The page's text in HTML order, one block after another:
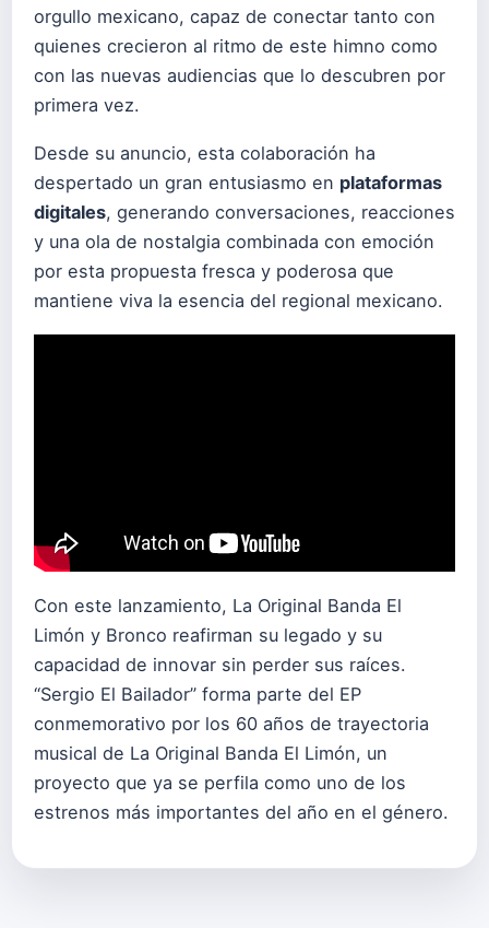
orgullo mexicano, capaz de conectar tanto con
quienes crecieron al ritmo de este himno como
con las nuevas audiencias que lo descubren por
primera vez.
Desde su anuncio, esta colaboración ha
despertado un gran entusiasmo en plataformas
digitales, generando conversaciones, reacciones
y una ola de nostalgia combinada con emoción
por esta propuesta fresca y poderosa que
mantiene viva la esencia del regional mexicano.
Con este lanzamiento, La Original Banda El
Limón y Bronco reafirman su legado y su
capacidad de innovar sin perder sus raíces.
“Sergio El Bailador” forma parte del EP
conmemorativo por los 60 años de trayectoria
musical de La Original Banda El Limón, un
proyecto que ya se perfila como uno de los
estrenos más importantes del año en el género.